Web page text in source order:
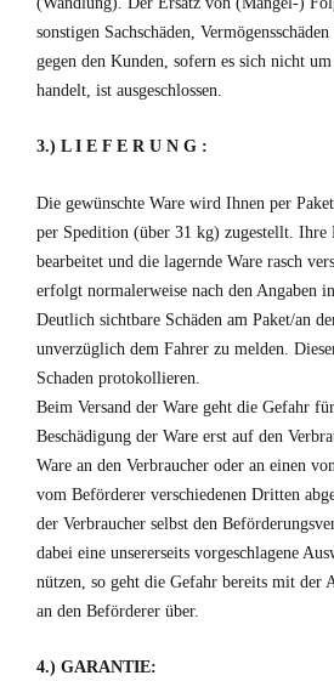
sonstigen Sachschäden,
gegen den Kunden, sofern es sich nicht
handelt, ist ausgeschlossen.
3.) L I E F E R U N G :
Die gewünschte Ware wird Ihnen per
per Spedition (über 31 kg) zugestellt.
bearbeitet und die lagernde Ware rasch
erfolgt normalerweise nach den Angaben
Deutlich sichtbare Schäden am Paket/an
unverzüglich dem Fahrer zu melden.
Schaden protokollieren.
Beim Versand der Ware geht die Gefahr
Beschädigung der Ware erst auf den
Ware an den Verbraucher oder an einen
vom Beförderer verschiedenen Dritten
der Verbraucher selbst den
dabei eine unsererseits vorgeschlagene
nützen, so geht die Gefahr bereits mit der
an den Beförderer über.
4.) GARANTIE: